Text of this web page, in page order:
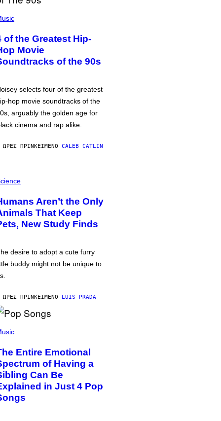
of the Greatest Hip-
Movie
of the 90s
selects four of the greatest
hop movie soundtracks of the
arguably the golden age for
cinema and rap alike.
ΏΡΕΣ ΠΡΙΝΚΕΊΜΕΝΟ CALEB CATLIN
Aren’t the Only
That Keep
New Study Finds
desire to adopt a cute furry
buddy might not be unique to
ΏΡΕΣ ΠΡΙΝΚΕΊΜΕΝΟ LUIS PRADA
Entire Emotional
of Having a
Can Be
in Just 4 Pop